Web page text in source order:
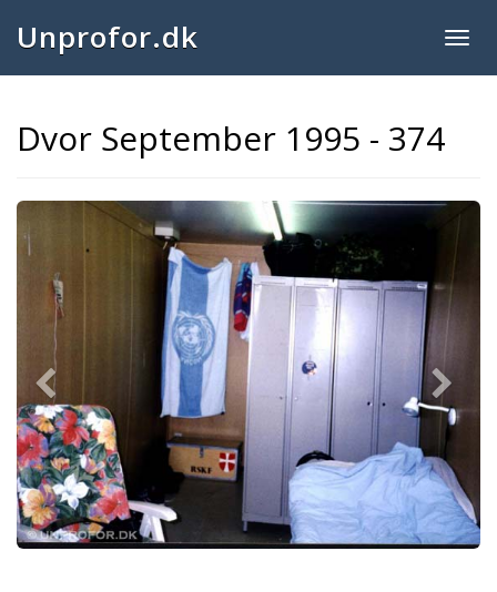
Unprofor.dk
Dvor September 1995 - 374
Previous Next